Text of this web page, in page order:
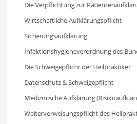
Die Verpflichtung zur
Wirtschaftliche Aufklärungspflicht
Sicherungsaufklärung
Infektionshygieneverordnung des
Die Schweigepflicht der Heilpraktiker
Datenschutz & Schweigepflicht
Medizinische Aufklärung
Weiterverweisungspflicht des